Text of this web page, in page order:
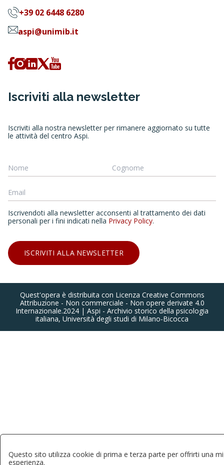
+39 02 6448 6280
aspi@unimib.it
Iscriviti alla newsletter
Iscriviti alla nostra newsletter per rimanere aggiornato su tutte
le attività del centro Aspi.
Iscrivendoti alla newsletter acconsenti al trattamento dei dati
personali per i fini indicati nella Privacy Policy.
ISCRIVITI ALLA NEWSLETTER
Quest'opera è distribuita con Licenza Creative Commons
Attribuzione - Non commerciale - Non opere derivate 4.0
Internazionale.2024 | Aspi - Archivio storico della psicologia
italiana, Università degli studi di Milano-Bicocca
Questo sito utilizza cookie di prima e terza parte per offrirti una
esperienza.